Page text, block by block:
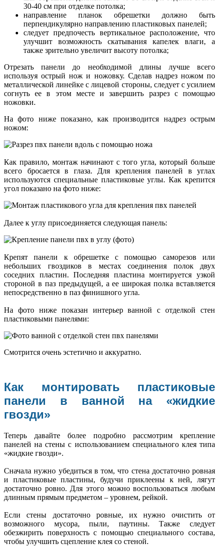
30-40 см при отделке потолка;
направление планок обрешетки должно быть
перпендикулярно направлению пластиковых панелей;
следует предпочесть вертикальное расположение, что
улучшит возможность скатывания капелек влаги, а
также зрительно увеличит высоту потолка;
Отрезать панели до необходимой длины лучше всего
используя острый нож и ножовку. Сделав надрез ножом по
металлической линейке с лицевой стороны, следует с усилием
согнуть ее в этом месте и завершить разрез с помощью
ножовки.
На фото ниже показано, как производится надрез острым
ножом:
Как правило, монтаж начинают с того угла, который больше
всего бросается в глаза. Для крепления панелей в углах
используются специальные пластиковые углы. Как крепится
угол показано на фото ниже:
Далее к углу присоединяется следующая панель:
Крепят панели к обрешетке с помощью саморезов или
небольших гвоздиков в местах соединения полок двух
соседних пластин. Последняя пластина монтируется узкой
стороной в паз предыдущей, а ее широкая полка вставляется
непосредственно в паз финишного угла.
На фото ниже показан интерьер ванной с отделкой стен
пластиковыми панелями:
Смотрится очень эстетично и аккуратно.
Как монтировать пластиковые
панели в ванной на «жидкие
гвозди»
Теперь давайте более подробно рассмотрим крепление
панелей на стены с использованием специального клея типа
«жидкие гвозди».
Сначала нужно убедиться в том, что стена достаточно ровная
и пластиковые пластины, будучи приклеены к ней, лягут
достаточно ровно. Для этого можно воспользоваться любым
длинным прямым предметом – уровнем, рейкой.
Если стены достаточно ровные, их нужно очистить от
возможного мусора, пыли, паутины. Также следует
обезжирить поверхность с помощью специального состава,
чтобы улучшить сцепление клея со стеной.